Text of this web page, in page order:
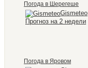
Погода в Шерегеше
Gismeteo
Прогноз на 2 недели
Погода в Яровом